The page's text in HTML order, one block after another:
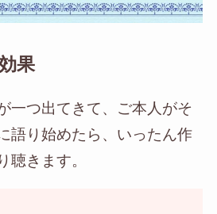
果
一つ出てきて、ご本人がそ
語り始めたら、いったん作
聴きます。